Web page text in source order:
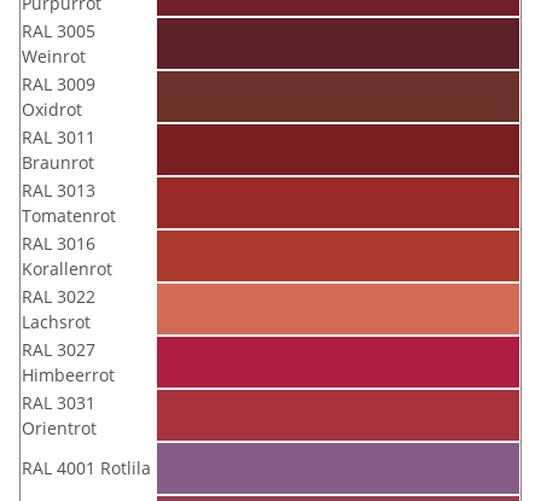
RAL 3005
Weinrot
RAL 3009
Oxidrot
RAL 3011
Braunrot
RAL 3013
Tomatenrot
RAL 3016
Korallenrot
RAL 3022
Lachsrot
RAL 3027
Himbeerrot
RAL 3031
Orientrot
RAL 4001 Rotlila